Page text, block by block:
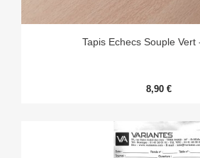
Tapis Echecs Souple Vert
8,90 €